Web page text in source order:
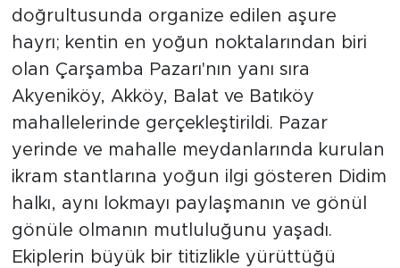
doğrultusunda organize edilen aşure
hayrı; kentin en yoğun noktalarından biri
olan Çarşamba Pazarı'nın yanı sıra
Akyeniköy, Akköy, Balat ve Batıköy
mahallelerinde gerçekleştirildi. Pazar
yerinde ve mahalle meydanlarında kurulan
ikram stantlarına yoğun ilgi gösteren Didim
halkı, aynı lokmayı paylaşmanın ve gönül
gönüle olmanın mutluluğunu yaşadı.
Ekiplerin büyük bir titizlikle yürüttüğü